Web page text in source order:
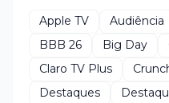
Apple TV Audiência
BBB 26
Big Day
Claro TV Plus
Destaques